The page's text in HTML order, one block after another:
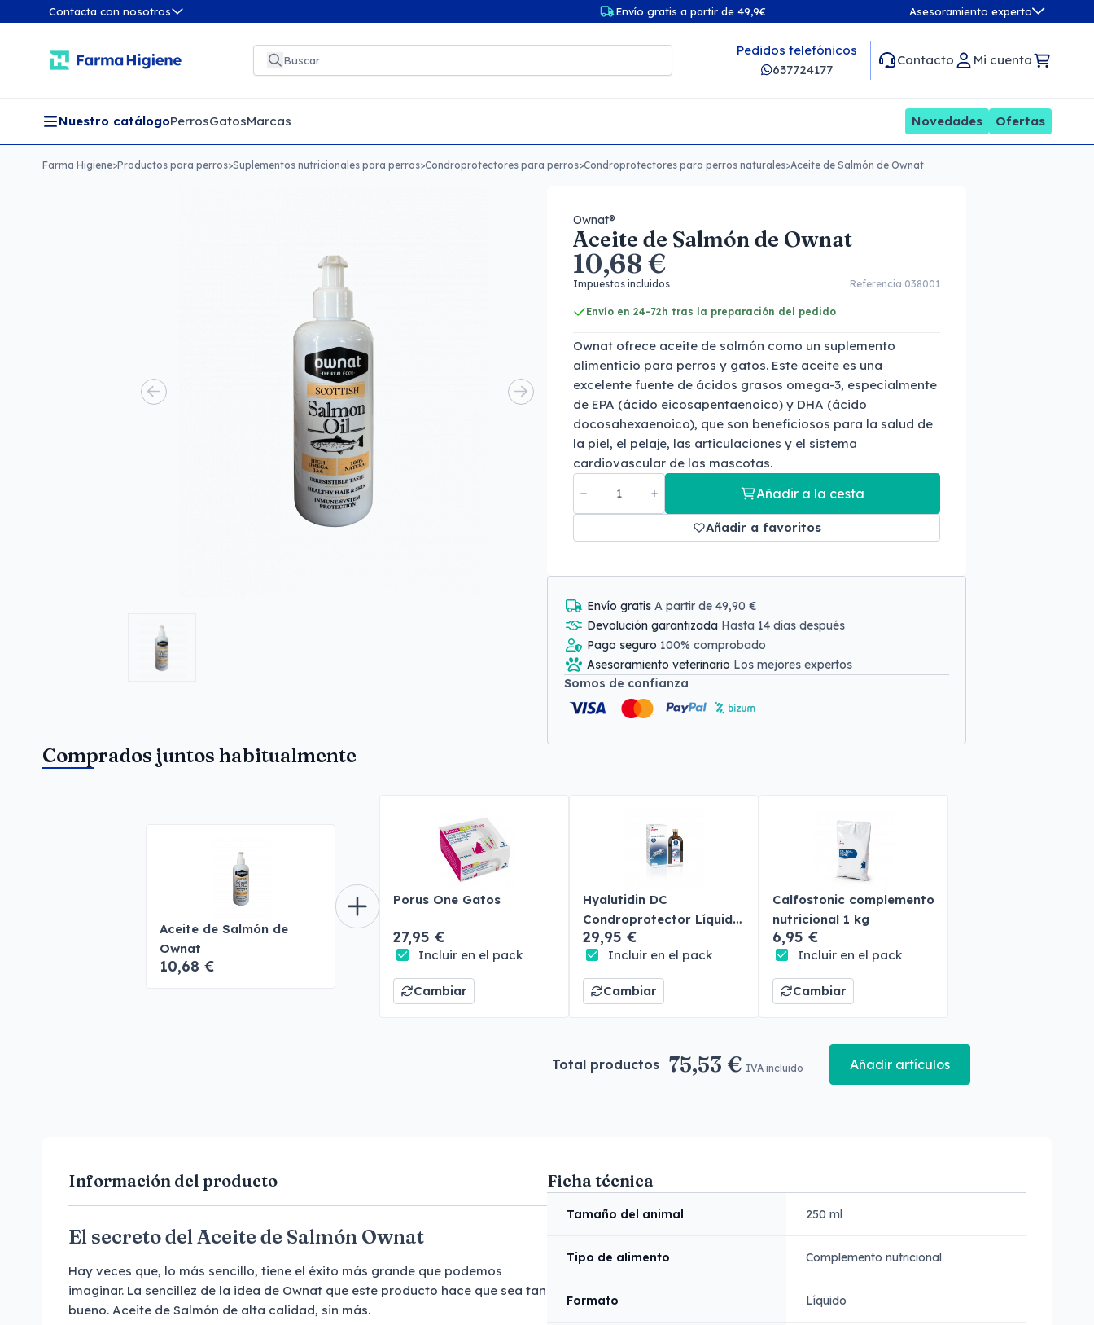
Contacta con nosotros Envío gratis a partir de 49,9€ Asesoramiento experto
Pedidos telefónicos
637724177
Contacto Mi cuenta
Nuestro catálogoPerrosGatosMarcas Novedades Ofertas
Farma Higiene>Productos para perros>Suplementos nutricionales para perros>Condroprotectores para perros>Condroprotectores para perros naturales>Aceite de Salmón de Ownat
Ownat®
Aceite de Salmón de Ownat
10,68 €
Impuestos incluidos Referencia 038001
Envío en 24-72h tras la preparación del pedido
Ownat ofrece aceite de salmón como un suplemento
alimenticio para perros y gatos. Este aceite es una
excelente fuente de ácidos grasos omega-3, especialmente
de EPA (ácido eicosapentaenoico) y DHA (ácido
docosahexaenoico), que son beneficiosos para la salud de
la piel, el pelaje, las articulaciones y el sistema
cardiovascular de las mascotas.
Añadir a la cesta
Añadir a favoritos
Envío gratis A partir de 49,90 €
Devolución garantizada Hasta 14 días después
Pago seguro 100% comprobado
Asesoramiento veterinario Los mejores expertos
Somos de confianza
Comprados juntos habitualmente
Aceite de Salmón de
Ownat
10,68 €
Porus One Gatos
27,95 €
Incluir en el pack
Cambiar
Hyalutidin DC
Condroprotector Líquido
Perros y Gatos
29,95 €
Incluir en el pack
Cambiar
Calfostonic complemento
nutricional 1 kg
6,95 €
Incluir en el pack
Cambiar
Total productos 75,53 € IVA incluido Añadir artículos
Información del producto
El secreto del Aceite de Salmón Ownat
Hay veces que, lo más sencillo, tiene el éxito más grande que podemos
imaginar. La sencillez de la idea de Ownat que este producto hace que sea tan
bueno. Aceite de Salmón de alta calidad, sin más.
Ficha técnica
Tamaño del animal 250 ml
Tipo de alimento Complemento nutricional
Formato Líquido